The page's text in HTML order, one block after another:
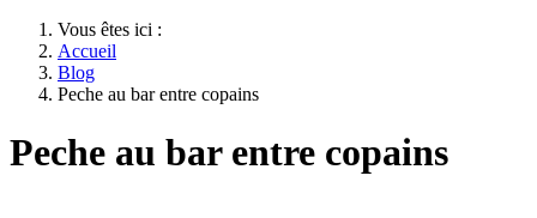
Vous êtes ici :
Accueil
Blog
Peche au bar entre copains
Peche au bar entre copains